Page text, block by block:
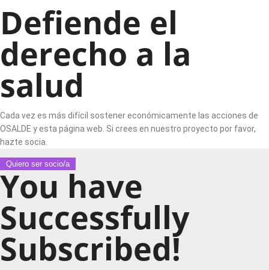
Defiende el
derecho a la
salud
Cada vez es más difícil sostener económicamente las acciones de
OSALDE y esta página web. Si crees en nuestro proyecto por favor,
hazte socia.
Quiero ser socio/a
You have
Successfully
Subscribed!